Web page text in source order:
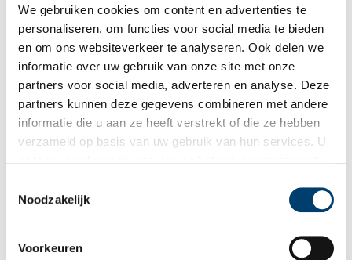
We gebruiken cookies om content en advertenties te
personaliseren, om functies voor social media te bieden
en om ons websiteverkeer te analyseren. Ook delen we
informatie over uw gebruik van onze site met onze
partners voor social media, adverteren en analyse. Deze
partners kunnen deze gegevens combineren met andere
informatie die u aan ze heeft verstrekt of die ze hebben
verzameld op basis van uw gebruik van hun services. U
Noodzakelijk
Voorkeuren
Openhartige verhalen van drie Marokkaanse generaties in
Alkmaar
Hoe is het de Marokkaanse migranten en hun nakomelingen
eerste, tweede als derde generatie.